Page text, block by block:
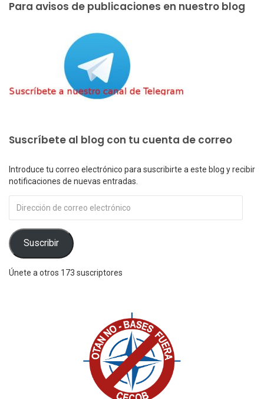
Para avisos de publicaciones en nuestro blog
Suscríbete al blog con tu cuenta de correo
Introduce tu correo electrónico para suscribirte a este blog y recibir
notificaciones de nuevas entradas.
de
correo
electrónico
Suscribir
Únete a otros 173 suscriptores